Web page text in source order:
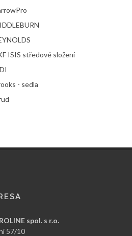
ISIS středové složení
- sedla
spol. s r.o.
57/10